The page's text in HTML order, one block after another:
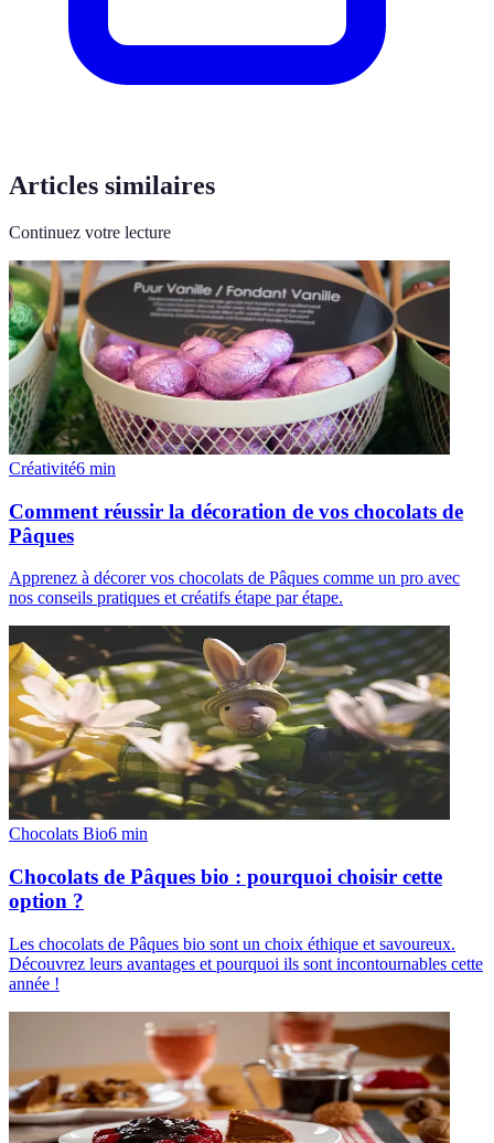
Articles similaires
Continuez votre lecture
Créativité6 min
Comment réussir la décoration de vos chocolats de
Pâques
Apprenez à décorer vos chocolats de Pâques comme un pro avec
nos conseils pratiques et créatifs étape par étape.
Chocolats Bio6 min
Chocolats de Pâques bio : pourquoi choisir cette
option ?
Les chocolats de Pâques bio sont un choix éthique et savoureux.
Découvrez leurs avantages et pourquoi ils sont incontournables cette
année !